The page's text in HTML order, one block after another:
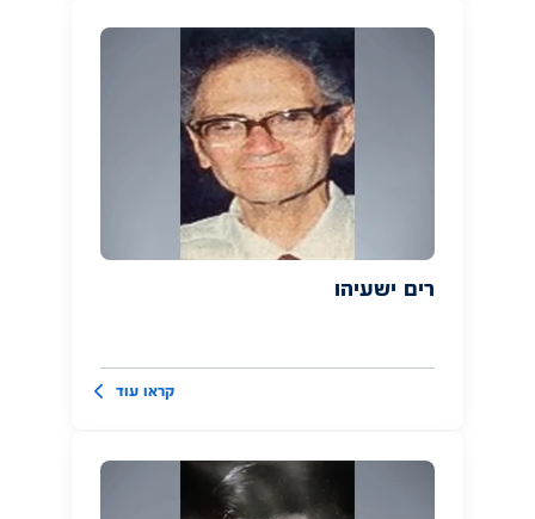
רים ישעיהו
קראו עוד